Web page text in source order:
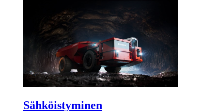
Sähköistyminen